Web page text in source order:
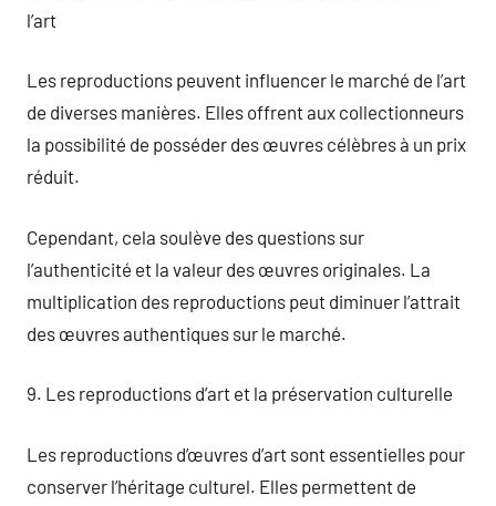
l’art
Les reproductions peuvent influencer le marché de l’art
de diverses manières. Elles offrent aux collectionneurs
la possibilité de posséder des œuvres célèbres à un prix
réduit.
Cependant, cela soulève des questions sur
l’authenticité et la valeur des œuvres originales. La
multiplication des reproductions peut diminuer l’attrait
des œuvres authentiques sur le marché.
9. Les reproductions d’art et la préservation culturelle
Les reproductions d’œuvres d’art sont essentielles pour
conserver l’héritage culturel. Elles permettent de